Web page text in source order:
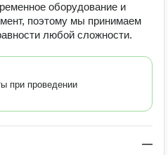
оборудование и
поэтому мы принимаем
любой сложности.
при проведении
—